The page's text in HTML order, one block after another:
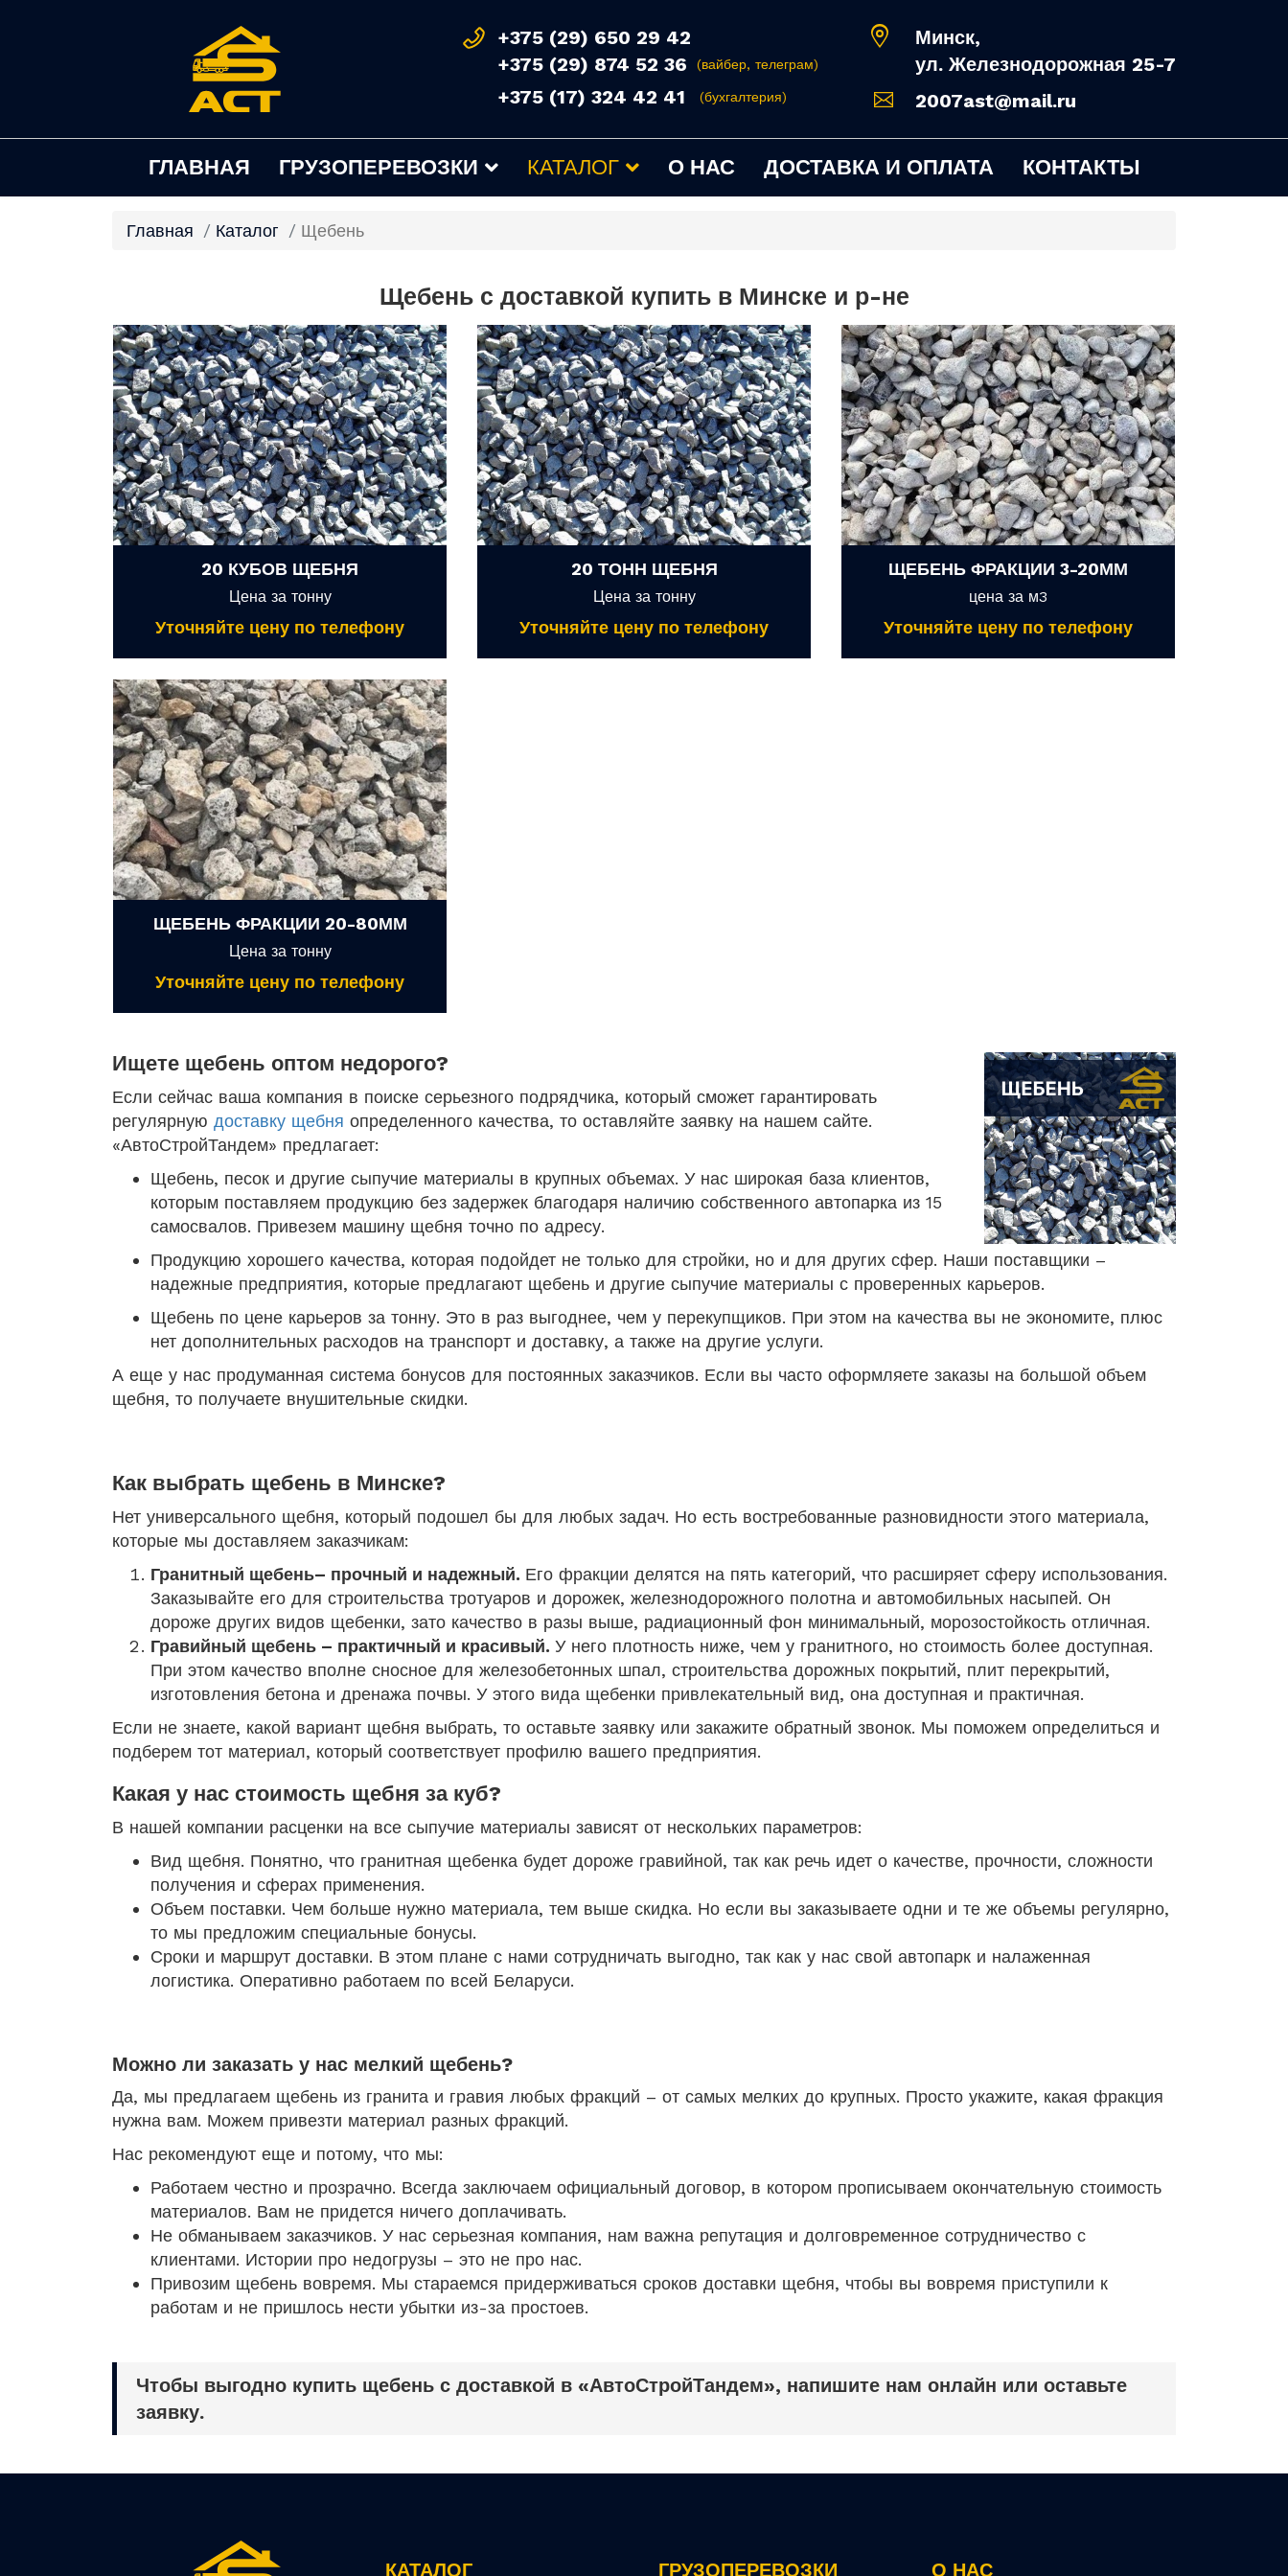
+375 (29) 650 29 42
+375 (29) 874 52 36
(вайбер, телеграм)
+375 (17) 324 42 41 (бухгалтерия)
Минск,
ул. Железнодорожная 25-7
2007ast@mail.ru
ГЛАВНАЯ ГРУЗОПЕРЕВОЗКИ КАТАЛОГ О НАС ДОСТАВКА И ОПЛАТА КОНТАКТЫ
Главная Каталог Щебень
Щебень с доставкой купить в Минске и р-не
20 КУБОВ ЩЕБНЯ
Цена за тонну
Уточняйте цену по телефону
20 ТОНН ЩЕБНЯ
Цена за тонну
Уточняйте цену по телефону
ЩЕБЕНЬ ФРАКЦИИ 3-20ММ
цена за м3
Уточняйте цену по телефону
ЩЕБЕНЬ ФРАКЦИИ 20-80ММ
Цена за тонну
Уточняйте цену по телефону
Ищете щебень оптом недорого?
Если сейчас ваша компания в поиске серьезного подрядчика, который сможет гарантировать
регулярную доставку щебня определенного качества, то оставляйте заявку на нашем сайте.
«АвтоСтройТандем» предлагает:
Щебень, песок и другие сыпучие материалы в крупных объемах. У нас широкая база клиентов,
которым поставляем продукцию без задержек благодаря наличию собственного автопарка из 15
самосвалов. Привезем машину щебня точно по адресу.
Продукцию хорошего качества, которая подойдет не только для стройки, но и для других сфер. Наши поставщики –
надежные предприятия, которые предлагают щебень и другие сыпучие материалы с проверенных карьеров.
Щебень по цене карьеров за тонну. Это в раз выгоднее, чем у перекупщиков. При этом на качества вы не экономите, плюс
нет дополнительных расходов на транспорт и доставку, а также на другие услуги.
А еще у нас продуманная система бонусов для постоянных заказчиков. Если вы часто оформляете заказы на большой объем
щебня, то получаете внушительные скидки.
Как выбрать щебень в Минске?
Нет универсального щебня, который подошел бы для любых задач. Но есть востребованные разновидности этого материала,
которые мы доставляем заказчикам:
Гранитный щебень– прочный и надежный. Его фракции делятся на пять категорий, что расширяет сферу использования.
Заказывайте его для строительства тротуаров и дорожек, железнодорожного полотна и автомобильных насыпей. Он
дороже других видов щебенки, зато качество в разы выше, радиационный фон минимальный, морозостойкость отличная.
Гравийный щебень – практичный и красивый. У него плотность ниже, чем у гранитного, но стоимость более доступная.
При этом качество вполне сносное для железобетонных шпал, строительства дорожных покрытий, плит перекрытий,
изготовления бетона и дренажа почвы. У этого вида щебенки привлекательный вид, она доступная и практичная.
Если не знаете, какой вариант щебня выбрать, то оставьте заявку или закажите обратный звонок. Мы поможем определиться и
подберем тот материал, который соответствует профилю вашего предприятия.
Какая у нас стоимость щебня за куб?
В нашей компании расценки на все сыпучие материалы зависят от нескольких параметров:
Вид щебня. Понятно, что гранитная щебенка будет дороже гравийной, так как речь идет о качестве, прочности, сложности
получения и сферах применения.
Объем поставки. Чем больше нужно материала, тем выше скидка. Но если вы заказываете одни и те же объемы регулярно,
то мы предложим специальные бонусы.
Сроки и маршрут доставки. В этом плане с нами сотрудничать выгодно, так как у нас свой автопарк и налаженная
логистика. Оперативно работаем по всей Беларуси.
Можно ли заказать у нас мелкий щебень?
Да, мы предлагаем щебень из гранита и гравия любых фракций – от самых мелких до крупных. Просто укажите, какая фракция
нужна вам. Можем привезти материал разных фракций.
Нас рекомендуют еще и потому, что мы:
Работаем честно и прозрачно. Всегда заключаем официальный договор, в котором прописываем окончательную стоимость
материалов. Вам не придется ничего доплачивать.
Не обманываем заказчиков. У нас серьезная компания, нам важна репутация и долговременное сотрудничество с
клиентами. Истории про недогрузы – это не про нас.
Привозим щебень вовремя. Мы стараемся придерживаться сроков доставки щебня, чтобы вы вовремя приступили к
работам и не пришлось нести убытки из-за простоев.
Чтобы выгодно купить щебень с доставкой в «АвтоСтройТандем», напишите нам онлайн или оставьте
заявку.
КАТАЛОГ ГРУЗОПЕРЕВОЗКИ О НАС